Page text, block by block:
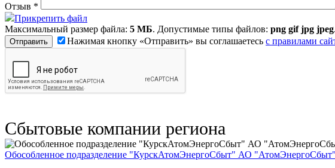
Отзыв *
Прикрепить файл
Максимальный размер файла: 5 МБ. Допустимые типы файлов: png gif jpg jpeg.
Нажимая кнопку «Отправить» вы соглашаетесь с правилами
Сбытовые компании региона
Обособленное подразделение "КурскАтомЭнергоСбыт" АО "АтомЭнергоСбыт"